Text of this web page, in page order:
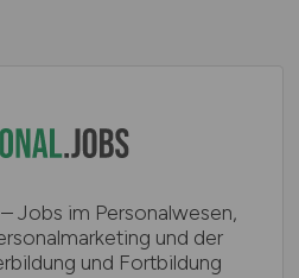
Jobs im Personalwesen,
und der
und Fortbildung